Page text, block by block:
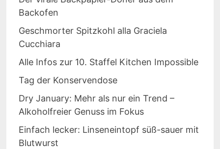
Backofen
Geschmorter Spitzkohl alla Graciela
Cucchiara
Alle Infos zur 10. Staffel Kitchen Impossible
Tag der Konservendose
Dry January: Mehr als nur ein Trend –
Alkoholfreier Genuss im Fokus
Einfach lecker: Linseneintopf süß-sauer mit
Blutwurst